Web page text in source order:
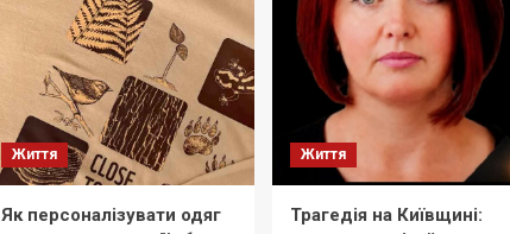
Життя
Як персоналізувати одяг
Життя
Трагедія на Київщині: